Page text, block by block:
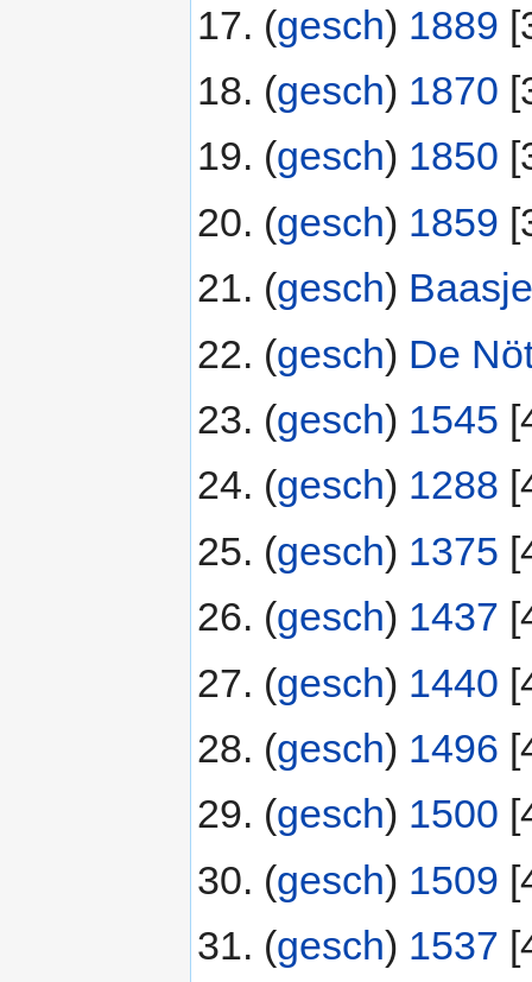
(gesch) ‎ 1889
(gesch) ‎ 1870
(gesch) ‎ 1850
(gesch) ‎ 1859
(gesch) ‎
(gesch) ‎ De
(gesch) ‎ 1545
(gesch) ‎ 1288
(gesch) ‎ 1375
(gesch) ‎ 1437
(gesch) ‎ 1440
(gesch) ‎ 1496
(gesch) ‎ 1500
(gesch) ‎ 1509
(gesch) ‎ 1537